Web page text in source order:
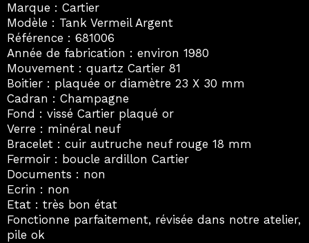
Marque : Cartier
Modèle : Tank Vermeil Argent
Référence : 681006
Année de fabrication : environ 1980
Mouvement : quartz Cartier 81
Boitier : plaquée or diamètre 23 X 30 mm
Cadran : Champagne
Fond : vissé Cartier plaqué or
Verre : minéral neuf
Bracelet : cuir autruche neuf rouge 18 mm
Fermoir : boucle ardillon Cartier
Documents : non
Ecrin : non
Etat : très bon état
Fonctionne parfaitement, révisée dans notre atelier,
pile ok